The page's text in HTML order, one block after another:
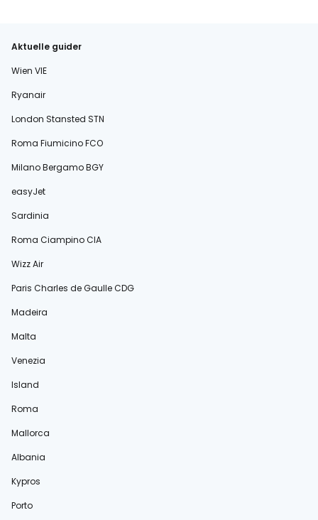
Aktuelle guider
Wien VIE
Ryanair
London Stansted STN
Roma Fiumicino FCO
Milano Bergamo BGY
easyJet
Sardinia
Roma Ciampino CIA
Wizz Air
Paris Charles de Gaulle CDG
Madeira
Malta
Venezia
Island
Roma
Mallorca
Albania
Kypros
Porto